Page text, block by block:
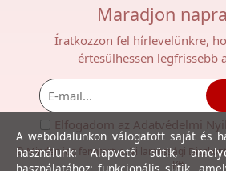
Maradjon
Íratkozzon fel hírlevelünkre,
értesülhessen legfrissebb
Elfogadom az Adatvédelmi
© Minden jog fenntartva. Villamossági
Kft.
A weboldalunkon válogatott saját és
használunk: Alapvető sütik,